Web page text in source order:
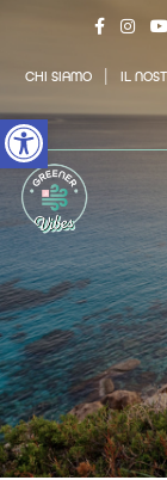
Open
CHI SIAMO IL